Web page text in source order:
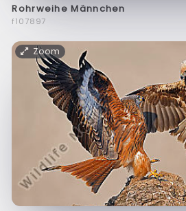
Rohrweihe Männchen
f107897
Zoom